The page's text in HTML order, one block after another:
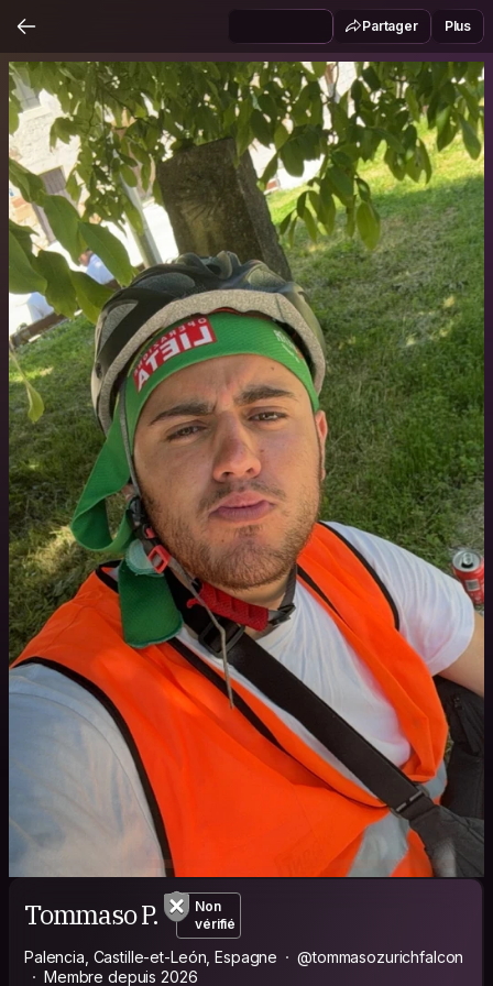
Partager Plus
Tommaso P.
Non
vérifié
Palencia, Castille-et-León, Espagne
@tommasozurichfalcon
Membre depuis 2026